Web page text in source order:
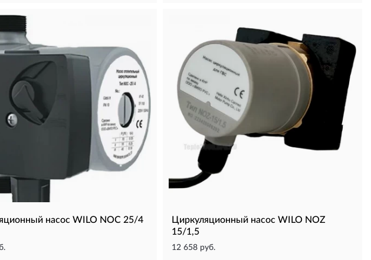
насос WILO NOC 25/4
Циркуляционный насос WILO NOZ
15/1,5
12 658 руб.